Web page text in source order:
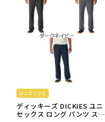
ユニセックス
ディッキーズ DICKIES ユニ
セックス ロング パンツ スリ